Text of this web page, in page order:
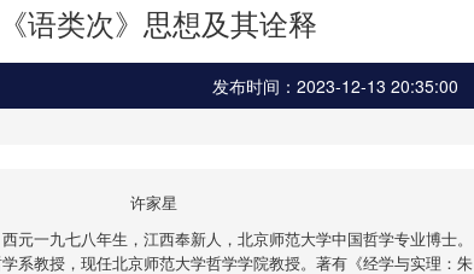
语类次》思想及其诠释
发布时间：2023-12-13 20:35:00
许家星
元一九七八年生，江西奉新人，北京师范大学中国哲学专业博士。
系教授，现任北京师范大学哲学学院教授。著有《经学与实理：朱